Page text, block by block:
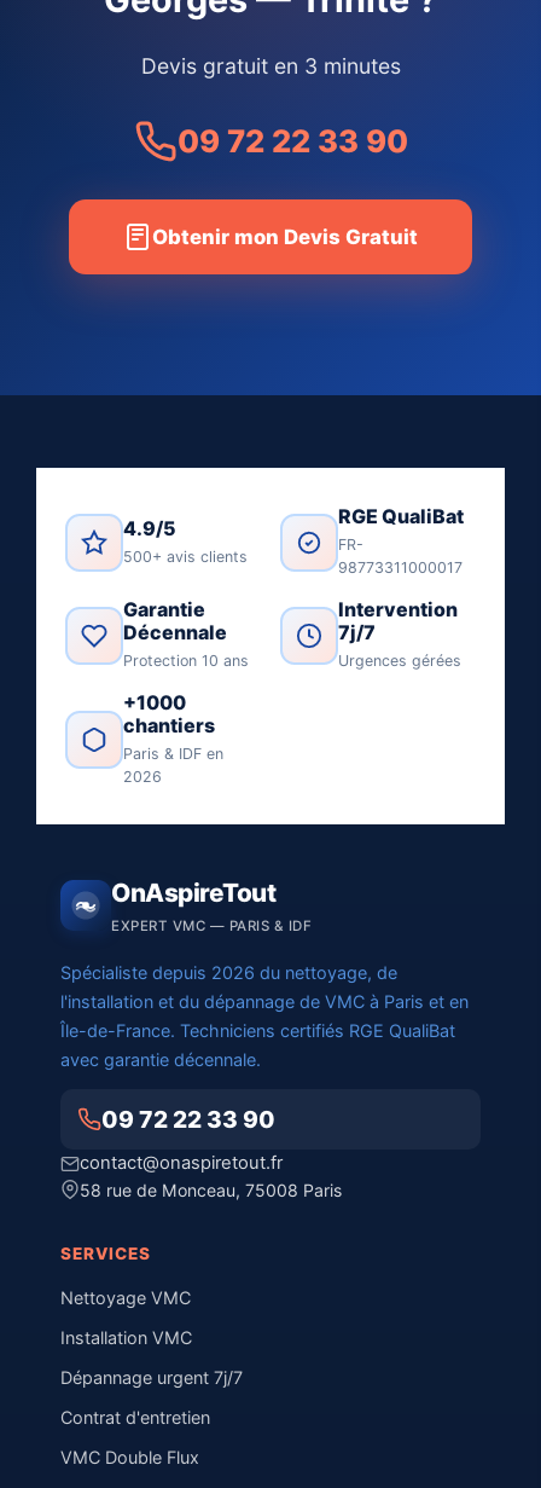
Devis gratuit en 3 minutes
09 72 22 33 90
Obtenir mon Devis Gratuit
4.9/5
500+ avis clients
RGE QualiBat
FR-
98773311000017
Garantie
Décennale
Protection 10 ans
Intervention
7j/7
Urgences gérées
+1000
chantiers
Paris & IDF en
2026
OnAspireTout
EXPERT VMC — PARIS & IDF
Spécialiste depuis 2026 du nettoyage, de
l'installation et du dépannage de VMC à Paris et en
Île-de-France. Techniciens certifiés RGE QualiBat
avec garantie décennale.
09 72 22 33 90
contact@onaspiretout.fr
58 rue de Monceau, 75008 Paris
SERVICES
Nettoyage VMC
Installation VMC
Dépannage urgent 7j/7
Contrat d'entretien
VMC Double Flux